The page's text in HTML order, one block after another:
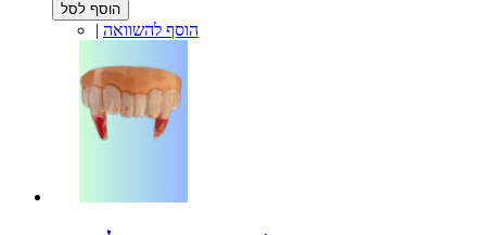
הוסף לסל
| הוסף להשוואה